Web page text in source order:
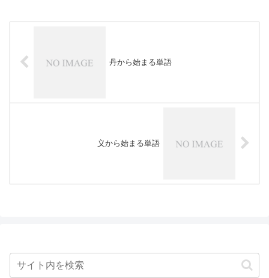
丹から始まる単語
义から始まる単語